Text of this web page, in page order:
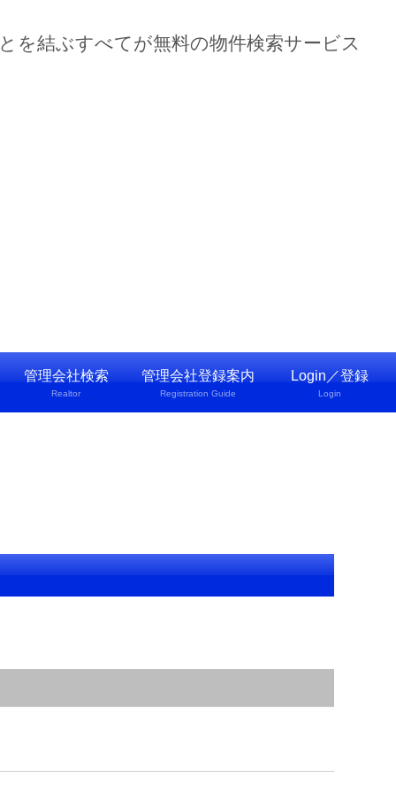
を結ぶすべてが無料の物件検索サービス
管理会社検索
Realtor
管理会社登録案内
Registration Guide
Login／登録
Login